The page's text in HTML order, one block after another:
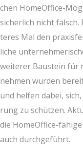
chen Home­Of­fice-
sicher­lich nicht
te­res Mal den
li­che
wei­te­rer Bau­stein für
neh­men wur­den
und hel­fen dabei,
rung zu schüt­zen.
die Home­Of­fice-
auch durchgeführt.